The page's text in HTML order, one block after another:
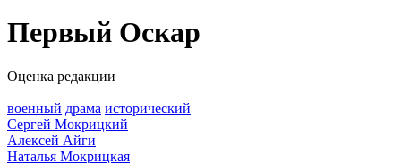
Первый Оскар
Оценка редакции
военный драма исторический
Сергей Мокрицкий
Алексей Айги
Наталья Мокрицкая